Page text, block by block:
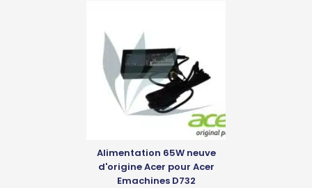
Alimentation 65W neuve
d'origine Acer pour Acer
Emachines D732